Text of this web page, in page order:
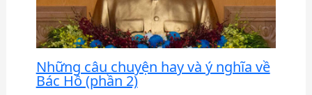
Những câu chuyện hay và ý nghĩa về
Bác Hồ (phần 2)